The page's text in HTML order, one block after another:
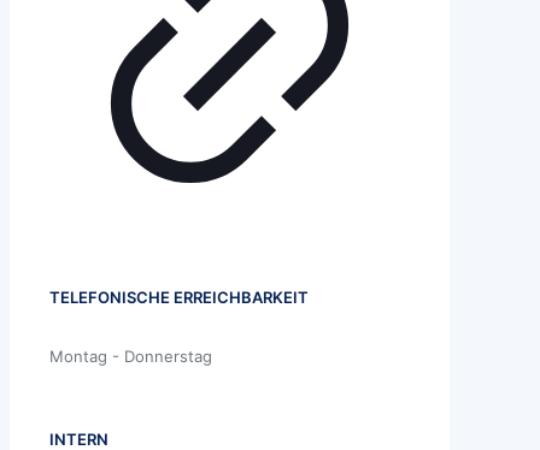
TELEFONISCHE ERREICHBARKEIT
Montag - Donnerstag
INTERN